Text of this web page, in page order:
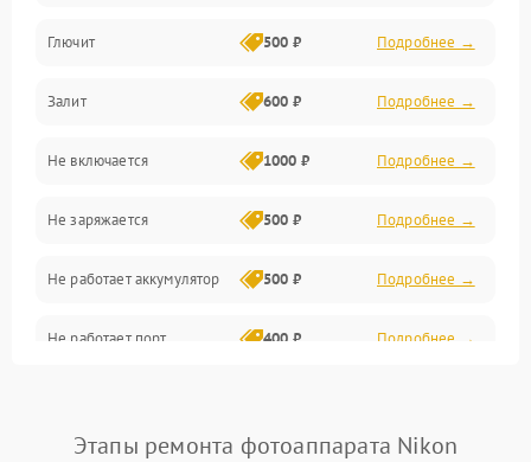
Матрица и оптика
Питание и питание цепей
Проблемы с картами памяти
Объективы
Программные сбои
Коммуникации и интерфейсы
Глючит 500 ₽ Подробнее →
Залит 600 ₽ Подробнее →
Не включается 1000 ₽ Подробнее →
Не заряжается 500 ₽ Подробнее →
Не работает аккумулятор 500 ₽ Подробнее →
Не работает порт 400 ₽ Подробнее →
Этапы ремонта фотоаппарата Nikon